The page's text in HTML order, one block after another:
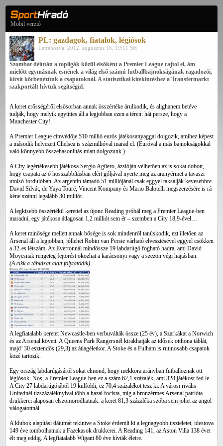
Mobil verzió
PL: gazdagok, fiatalok, légiósok
Létrehozva: 2012. augusztus 16. 19:11 SH
Szombat délután a topligák közül elsőként a Premier League rajtol el, ám
mielőtt egymásnak esnének a világ első számú futballbajnokságának ragadozói,
kicsit körbenézünk a csapatoknál. A statisztikai kitekintéshez a Transfermarkt
szakportált hívtuk segítségül.
A keret erősségéről elsősorban annak összértéke árulkodik, és alighanem betéve
tudják, hogy melyik együttes áll a legjobban ezen a téren: hát persze, hogy a
Manchester City!
A Premier League címvédője 510 millió eurós játékosanyaggal dolgozik, amihez képest
a második helyezett Chelsea is százmillióval marad el. (Euróval a más bajnokságokkal
való könnyebb összehasonlítás miatt dolgozunk.)
A City legértékesebb játékosa Sergio Agüero, ázsióján vélhetően az is sokat dobott,
hogy csapata az ő hosszabbításban elért góljával nyerte meg az aranyérmet a tavaszi
utolsó fordulóban. Az argentin támadó 51 milliójánál csak eggyel taksálják kevesebbre
David Silvát, de Yaya Touré, Vincent Kompany és Mario Balotelli megszerzésére is rá
kéne szánni legalább 30 milliót.
A legkisebb összértékű kerettel az újonc Reading próbál meg a Premier League-ben
maradni, egy játékosa átlagosan 1,2 milliót sem ér – szemben a City 18,9-ével…
A keret minősége mellett annak bősége is sok mindenről tanúskodik, ezt illetően az
Arsenal áll a legjobban, jóllehet Robin van Persie várható elvesztésével eggyel csökken
a 32-es létszám. Az Evertonnál mindössze 19 labdarúgó fogható hadra, ami David
Moyesnak rengeteg fejtörést okozhat a karácsonyi vagy a szezon végi hajtásban.
(A cikk a táblázat alatt folytatódik)
A legfiatalabb keretet Newcastle-ben verbuválták össze (25 év), a Szarkákat a Norwich
és az Arsenal követi. A Queens Park Rangersnél kirakhatják az idősek otthona táblát,
majd’ 30 esztendős (29,3) az átlagéletkor. A Stoke és a Fulham is rutinosabb csapatok
közé tartozik.
Egy ország labdarúgásáról sokat elmond, hogy mekkora arányban futballoznak ott
légiósok. Nos, a Premier League-ben ez a szám 62,1 százalék, ami 328 játékost fed le.
A City 27 labdarúgójából 19 külföldi, ez 70,4 százalékot tesz ki. A városi rivális
Unitednél tízszázaléknyival több a hazai focista, míg a bronzérmes Arsenal patrióta
drukkerei alaposan elszomorodhatnak: a keret 81,3 százaléka szóba sem jöhet az angol
válogatottnál.
A klubok alapítási dátumát tekintve a Stoke érdemli ki a legnagyobb tiszteletet, idestova
149 éve tombolhatnak a Fazekasok drukkerei. A Reading 141, az Aston Villa 138 évet
élt meg eddig. A legfiatalabb Wigant 80 éve hívták életre.